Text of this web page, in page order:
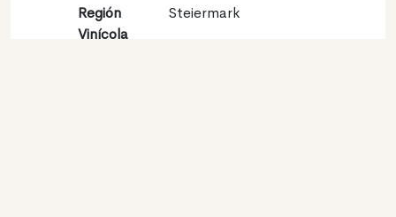
Región
Vinícola
Steiermark